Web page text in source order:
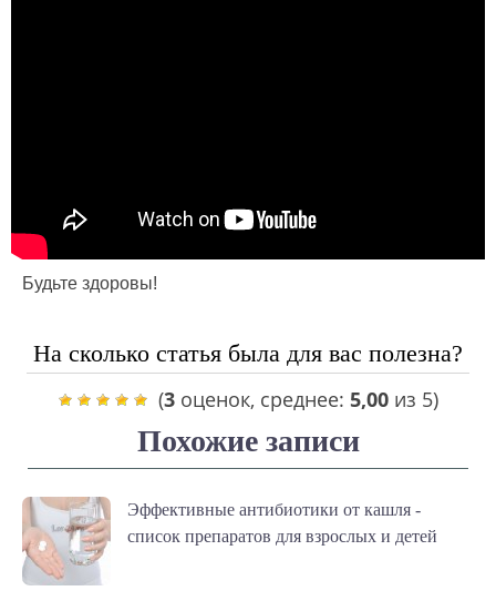
Будьте здоровы!
На сколько статья была для вас полезна?
(3оценок, среднее: 5,00из 5)
Похожие записи
Эффективные антибиотики от кашля -
список препаратов для взрослых и детей